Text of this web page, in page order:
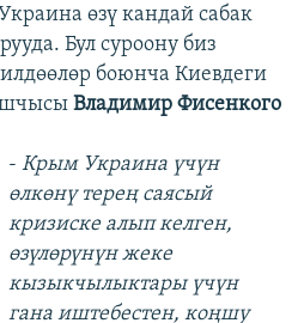
өзү кандай сабак
Бул суроону биз
боюнча Киевдеги
Владимир Фисенкого
- Крым Украина үчүн
өлкөнү терең саясый
кризиске алып келген,
өзүлөрүнүн жеке
кызыкчылыктары үчүн
гана иштебестен, коңшу